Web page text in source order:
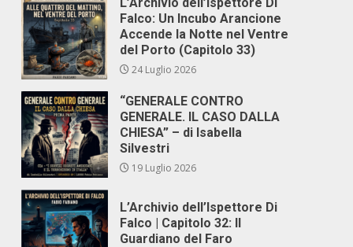
Falco: Un Incubo Arancione
Accende la Notte nel Ventre
del Porto (Capitolo 33)
24 Luglio 2026
“GENERALE CONTRO
GENERALE. IL CASO DALLA
CHIESA” – di Isabella
Silvestri
19 Luglio 2026
L’Archivio dell’Ispettore Di
Falco | Capitolo 32: Il
Guardiano del Faro